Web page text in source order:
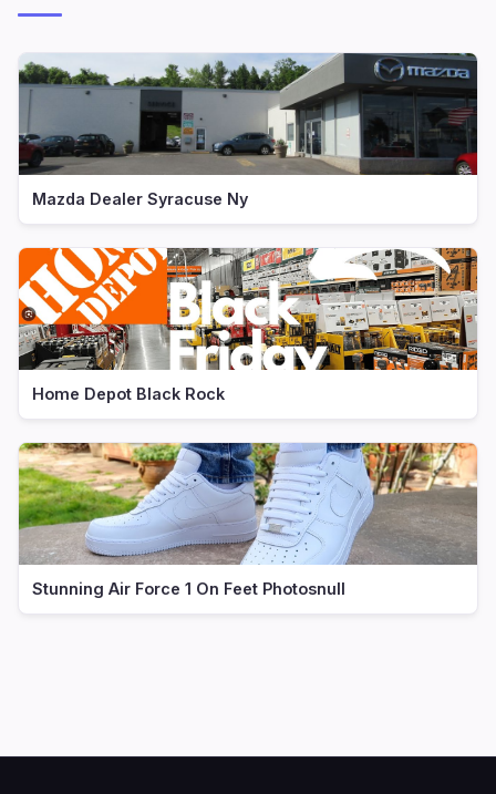
Mazda Dealer Syracuse Ny
Home Depot Black Rock
Stunning Air Force 1 On Feet Photosnull